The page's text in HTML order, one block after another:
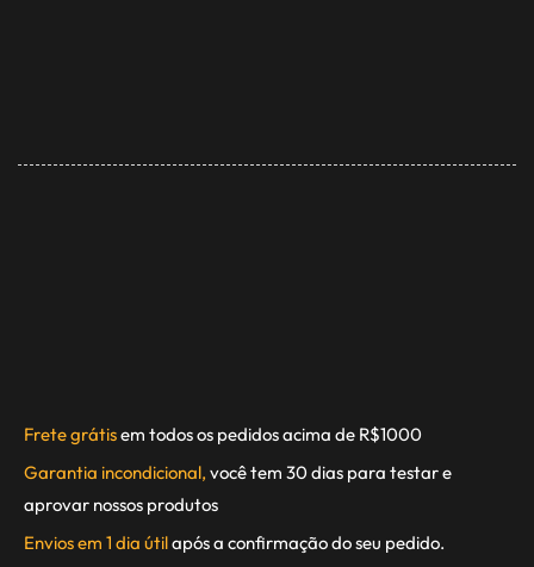
Frete grátisem todos os pedidos acima de R$1000
Garantia incondicional, você tem 30 dias para testar e
aprovar nossos produtos
Envios em 1 dia útilapós a confirmação do seu pedido.